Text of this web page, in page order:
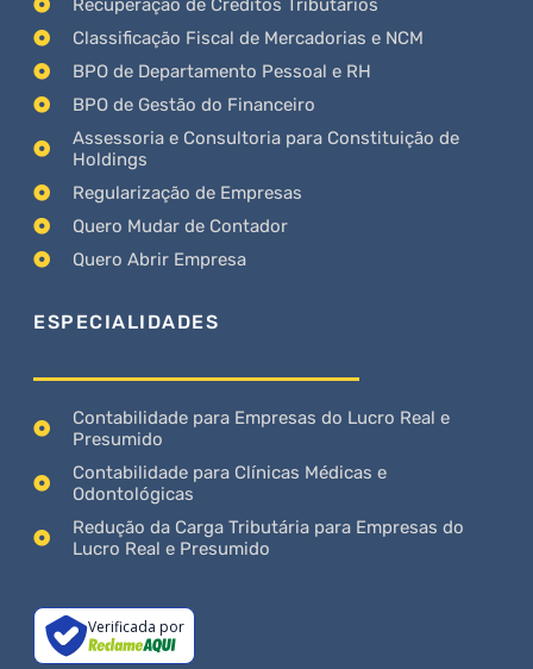
Recuperação de Créditos Tributários
Classificação Fiscal de Mercadorias e NCM
BPO de Departamento Pessoal e RH
BPO de Gestão do Financeiro
Assessoria e Consultoria para Constituição de
Holdings
Regularização de Empresas
Quero Mudar de Contador
Quero Abrir Empresa
ESPECIALIDADES
Contabilidade para Empresas do Lucro Real e
Presumido
Contabilidade para Clínicas Médicas e
Odontológicas
Redução da Carga Tributária para Empresas do
Lucro Real e Presumido
Verificada por